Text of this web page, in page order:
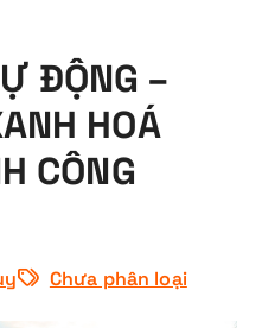
ĐỘNG –
HOÁ
CÔNG
Chưa phân loại